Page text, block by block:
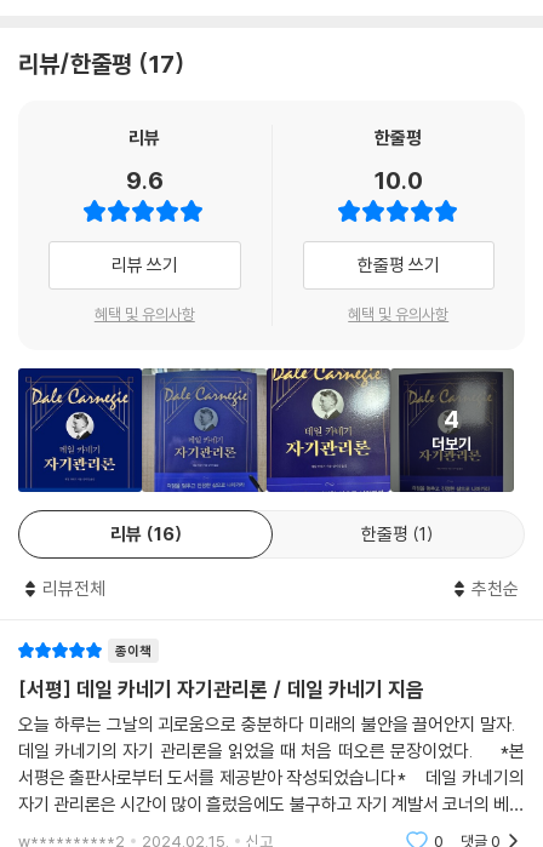
를 난처하게 만들지 아닐지는 내가 결정한다는 것이다. 여기서 한 가지 분
명히 해두자. 모든 비판을 무시하라는 말이 아니다. 이와는 매우 다른 것이
다. 내 말은 부당한 비판만 무시하자는 것이다.
---「6부 비판에 대한 걱정에서 벗어나는 방법: 2장 비판 앞에서 상처받지
않는 방법」중에서
나는 어려운 문제가 생기면 다른 사람들을 탓하곤 했다. 하지만 나이가 들
은, 내가 겪는 거의 모든 불행의 원인이 나라는 사실이다. 많은 사람이 나이
가 들면서 이 사실을 발견한다. 나폴레옹은 세인트 헬레나에서 이렇게 말
했다. “내 추락에 대해 비난받을 대상은 그 누구도 아닌 나 자신이다. 나는
나의 가장 큰 적이며, 재앙과도 같은 내 운명의 원인이다.”
---「6부 비판에 대한 걱정에서 벗어나는 방법: 3장 내가 저지른 어리석은
일들」중에서
“고된 일 자체가 좋은 수면이나 휴식으로 치료할 수 없는 피로를 일으키는
인이다. 신체적, 정신적 활동이 원인인 것처럼 보일 때도 실은 정서적 원인
어라! 중요한 일을 위해 에너지를 아끼라.”
---「7부 피로와 걱정을 예방하고, 에너지와 기운을 보존하는 여섯 가지 방
법: 2장 피로의 요인과 올바른 대처법」중에서
최선책은 자기 몸에 ‘말을 거는 것’이다. 핑크 박사에 따르면, 모든 종류의
그 수많은 책과 영상의 기조가 되는 것이 있다. 바로 데일 카네기의 걱정을
론》은 걱정을 정복하고 진정한 내 삶을 살아갈 수 있는 마법 공식을 제시한
론하고 현재까지 사랑받고 있다. 그가 오랜 시간 걱정을 극복하기 위해 연
구하고, 실제 적용하며 터득한 지혜가 진리와도 같기 때문이다. 걱정을 정
복하는 효과적인 안내서로서 수많은 저명인사가 데일 카네기의 지혜를 행
한다. 그리고 비소로 진정한 내 삶을 사랑하게 된 후 펼쳐지는 마법 같은 세
상을 경험한다.
전 세계 초대형 베스트셀러로 세계 최고의 인사와 세계 최장의 신문에서
단연 으뜸이라고 하는 이유는 무엇일까? 오랜 시간 《자기관리론》은 사람
들을 통해 그 이유를 증명했다. 걱정을 극복해 진짜 내 삶을 찾게 했고, 걱
정에 잠식당하지 않고 인생을 이끌어 갈 수 있게 했기 때문이다. 평생 걱정
없이 살 수는 없다. 하지만 걱정의 수렁에 빠져 탄탄해야 할 내 인생을 망치
지 않는 방법은 있다. 걱정을 극복하고 내면의 평화를 지켜야 한다. 데일 카
네기가 제시한 불멸의 공식을 통해 걱정 앞에 든든히 대비하자.
걱정을 멈추고 진정한 삶으로 나아가는 방법
● 과거와 미래로 들어가는 철문을 차단하라. 오늘이라는 격실 안에서 살
라.
● 일상의 재미있는 부분을 눈여겨보라.
● 바쁘게 지내라. 걱정이 많은 사람은 자신을 잊어버릴 정도로 행동에 몰
두해야 한다.
● 기록을 살펴보라. 평균의 법칙에 따른다면 지금 걱정하는 일이 실제로
리뷰/한줄평 17
리뷰
9.6
리뷰 쓰기
혜택 및 유의사항
한줄평
10.0
한줄평 쓰기
혜택 및 유의사항
4
더보기
리뷰 16 한줄평 1
리뷰전체 추천순
종이책
[서평] 데일 카네기 자기관리론 / 데일 카네기 지음
오늘 하루는 그날의 괴로움으로 충분하다 미래의 불안을 끌어안지 말자.
데일 카네기의 자기 관리론을 읽었을 때 처음 떠오른 문장이었다. *본
서평은 출판사로부터 도서를 제공받아 작성되었습니다* 데일 카네기의
자기 관리론은 시간이 많이 흘렀음에도 불구하고 자기 계발서 코너의 베스
트셀러로 우뚝 자리매김하고 있다. 이 책이 나에게 정말 필요할까?라는 생
w**********2 2024.02.15. 신고 0 댓글0